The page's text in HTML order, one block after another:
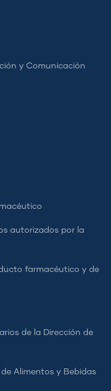
y Comunicación
autorizados por la
farmacéutico y de
de la Dirección de
Alimentos y Bebidas